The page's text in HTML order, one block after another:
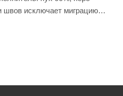
швов исключает миграцию